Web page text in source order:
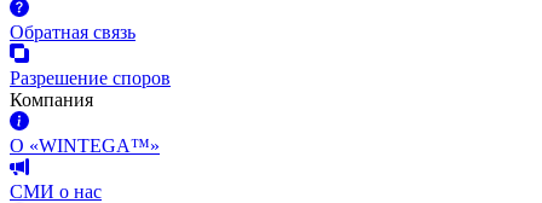
Обратная связь
Разрешение споров
Компания
О «WINTEGA™»
СМИ о нас